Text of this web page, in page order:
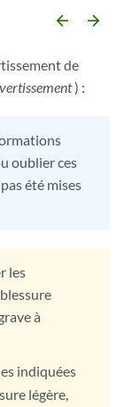
arrow_backward arrow_forward
de
) :
oublier ces
été mises
les
à
indiquées
légère,